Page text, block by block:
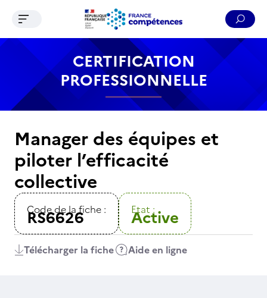
Contenu Recherche Menu Pied de page
Ouvrir le menu de navigation
CERTIFICATION
PROFESSIONNELLE
Manager des équipes et
piloter l’efficacité
collective
Code de la fiche :
RS6626 Etat :
Active
Télécharger la fiche Aide en ligne